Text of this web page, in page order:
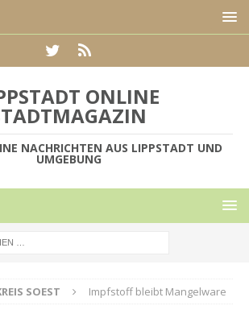
ONLINE
NACHRICHTEN AUS LIPPSTADT UND
UMGEBUNG
SOEST Impfstoff bleibt Mangelware